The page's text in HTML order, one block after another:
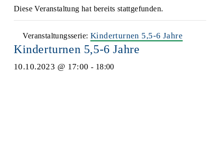
Diese Veranstaltung hat bereits stattgefunden.
Veranstaltungsserie: Kinderturnen 5,5-6 Jahre
Kinderturnen 5,5-6 Jahre
10.10.2023 @ 17:00 - 18:00